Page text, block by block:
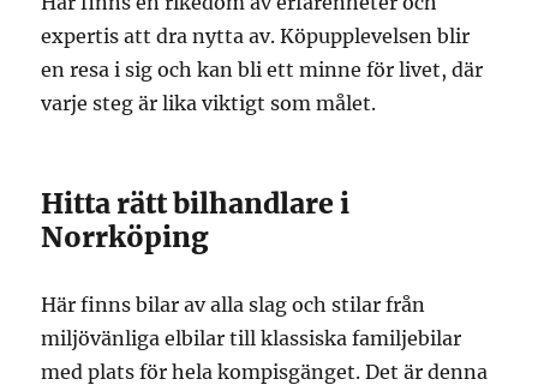
expertis att dra nytta av. Köpupplevelsen blir
en resa i sig och kan bli ett minne för livet, där
varje steg är lika viktigt som målet.
Hitta rätt bilhandlare i
Norrköping
Här finns bilar av alla slag och stilar från
miljövänliga elbilar till klassiska familjebilar
med plats för hela kompisgänget. Det är denna